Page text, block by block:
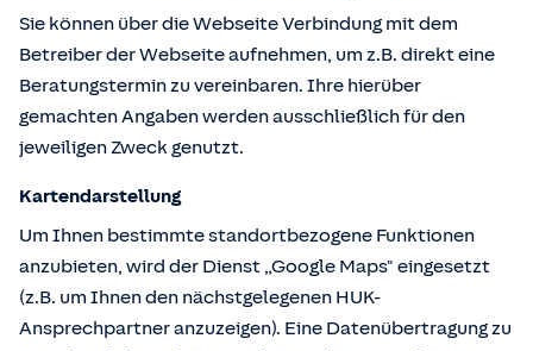
Sie können über die Webseite Verbindung mit dem
Betreiber der Webseite aufnehmen, um z.B. direkt eine
Beratungstermin zu vereinbaren. Ihre hierüber
gemachten Angaben werden ausschließlich für den
jeweiligen Zweck genutzt.
Kartendarstellung
Um Ihnen bestimmte standortbezogene Funktionen
anzubieten, wird der Dienst „Google Maps" eingesetzt
(z.B. um Ihnen den nächstgelegenen HUK-
Ansprechpartner anzuzeigen). Eine Datenübertragung zu